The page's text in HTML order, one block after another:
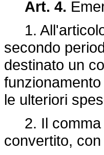
Art. 4.
1.
secondo
destinato un
le ulteriori
2. Il comma
convertito,